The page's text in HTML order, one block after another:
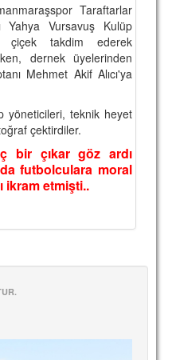
Taraftarlar
Yahya Vursavuş Kulüp
çiçek takdim ederek
dernek üyelerinden
Mehmet Akif Alıcı'ya
yöneticileri, teknik heyet
çektirdiler.
bir çıkar göz ardı
futbolculara moral
ikram etmişti..